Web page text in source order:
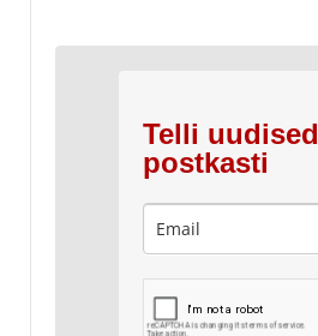
Telli uudised
postkasti